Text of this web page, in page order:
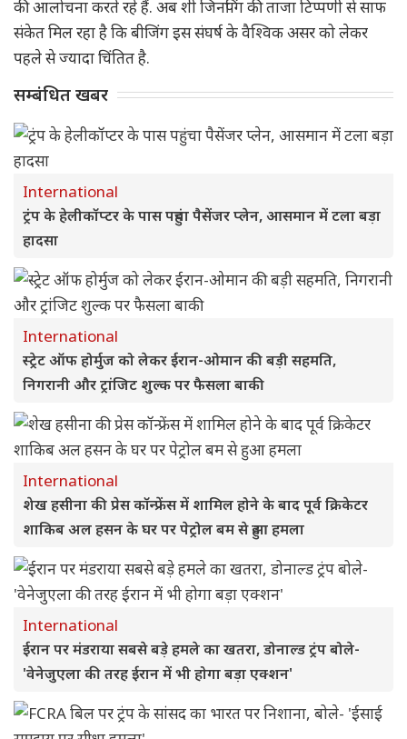
की आलोचना करते रहे हैं. अब शी जिनपिंग की ताजा टिप्पणी से साफ
संकेत मिल रहा है कि बीजिंग इस संघर्ष के वैश्विक असर को लेकर
पहले से ज्यादा चिंतित है.
सम्बंधित खबर
International
ट्रंप के हेलीकॉप्टर के पास पहुंचा पैसेंजर प्लेन, आसमान में टला बड़ा
हादसा
International
स्ट्रेट ऑफ होर्मुज को लेकर ईरान-ओमान की बड़ी सहमति,
निगरानी और ट्रांजिट शुल्क पर फैसला बाकी
International
शेख हसीना की प्रेस कॉन्फ्रेंस में शामिल होने के बाद पूर्व क्रिकेटर
शाकिब अल हसन के घर पर पेट्रोल बम से हुआ हमला
International
ईरान पर मंडराया सबसे बड़े हमले का खतरा, डोनाल्ड ट्रंप बोले-
'वेनेजुएला की तरह ईरान में भी होगा बड़ा एक्शन'